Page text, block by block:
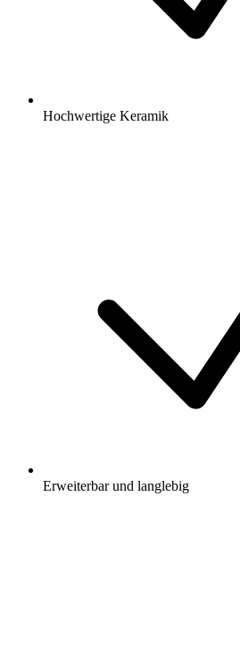
Hochwertige Keramik
Erweiterbar und langlebig